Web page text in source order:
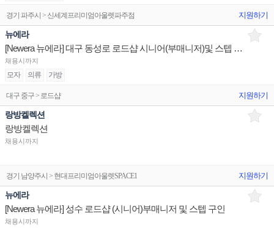
경기 파주시 > 신세계프리미엄아울렛파주점 지원하기
뉴에라
[Newera 뉴에라] 대구 동성로 로드샵 시니어(부매니저)및 스텝 구인
채용시까지
모자 의류 가방
대구 중구 > 로드샵 지원하기
랑방켈렉션
랑방켈렉션
채용시까지
경기 남양주시 > 현대프리미엄아울렛SPACE1 지원하기
뉴에라
[Newera 뉴에라] 성수 로드샵 (시니어)부매니저 및 스텝 구인
채용시까지